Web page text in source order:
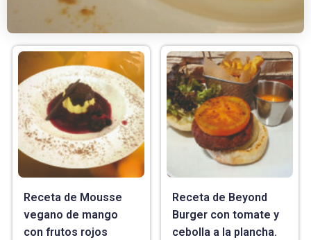
Receta de Mousse
vegano de mango
con frutos rojos
Receta de Beyond
Burger con tomate y
cebolla a la plancha.